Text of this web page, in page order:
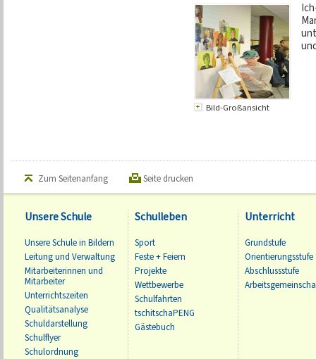
Bild-Großansicht
Zum Seitenanfang Seite drucken
Unsere Schule
Unsere Schule in Bildern
Leitung und Verwaltung
Mitarbeiterinnen und
Mitarbeiter
Unterrichtszeiten
Qualitätsanalyse
Schuldarstellung
Schulflyer
Schulordnung
Schulleben
Sport
Feste + Feiern
Projekte
Wettbewerbe
Schulfahrten
tschitschaPENG
Gästebuch
Unterricht
Grundstufe
Orientierungsstufe
Abschlussstufe